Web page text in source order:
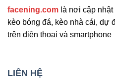
Ngoài các tính năng
cấp nhiều công cụ hỗ trợ
mở rộng nổi bật mà bạn
facening.com là nơi cập
kèo bóng đá, kèo nhà cái, dự
trên điện thoại và smartphone
LIÊN HỆ